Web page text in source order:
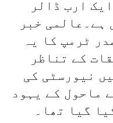
ارب ڈالر
ہے۔عالمی خبر
ٹرمپ کا یہ
کے تناظر
نیورسٹی کی
ماحول کے یہود
گیا تھا۔